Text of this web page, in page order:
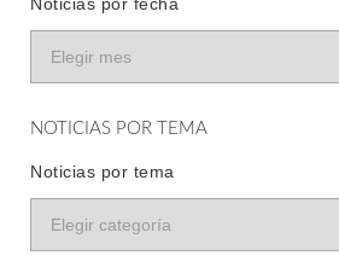
NOTICIAS POR TEMA
Noticias por tema